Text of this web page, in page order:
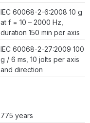
IEC 60068-2-6:2008 10 g
at f = 10 – 2000 Hz,
duration 150 min per axis
IEC 60068-2-27:2009 100
g / 6 ms, 10 jolts per axis
and direction
775 years